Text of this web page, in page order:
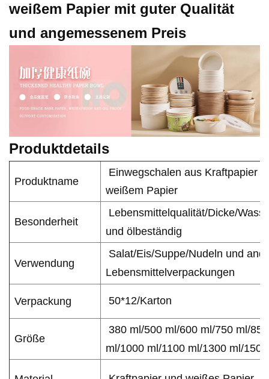
weißem Papier mit guter Qualität
und angemessenem Preis
Produktdetails
Produktname
Einwegschalen aus Kraftpapier
weißem Papier
Besonderheit
Lebensmittelqualität/Dicke/
und ölbeständig
Verwendung
Salat/Eis/Suppe/Nudeln und
Lebensmittelverpackungen
Verpackung 50*12/Karton
Größe
380 ml/500 ml/600 ml/750 ml/850
ml/1000 ml/1100 ml/1300 ml/